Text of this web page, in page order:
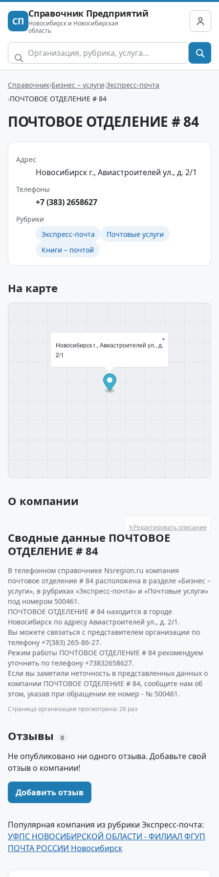
СП
Справочник Предприятий
Новосибирск и Новосибирская
область
Справочник Бизнес – услуги Экспресс-почта
ПОЧТОВОЕ ОТДЕЛЕНИЕ # 84
ПОЧТОВОЕ ОТДЕЛЕНИЕ # 84
Адрес
Новосибирск г., Авиастроителей ул., д. 2/1
Телефоны
+7 (383) 2658627
Рубрики
Экспресс-почта
Почтовые услуги
Книги – почтой
На карте
Новосибирск г., Авиастроителей ул., д.
2/1
×
О компании
✎Редактировать описание
Сводные данные ПОЧТОВОЕ
ОТДЕЛЕНИЕ # 84
В телефонном справочнике Nsregion.ru компания
почтовое отделение # 84 расположена в разделе «Бизнес –
услуги», в рубриках «Экспресс-почта» и «Почтовые услуги»
под номером 500461.
ПОЧТОВОЕ ОТДЕЛЕНИЕ # 84 находится в городе
Новосибирск по адресу Авиастроителей ул., д. 2/1.
Вы можете связаться с представителем организации по
телефону +7(383) 265-86-27.
Режим работы ПОЧТОВОЕ ОТДЕЛЕНИЕ # 84 рекомендуем
уточнить по телефону +73832658627.
Если вы заметили неточность в представленных данных о
компании ПОЧТОВОЕ ОТДЕЛЕНИЕ # 84, сообщите нам об
этом, указав при обращении ее номер - № 500461.
Страница организации просмотрена: 26 раз
Отзывы 0
Не опубликовано ни одного отзыва. Добавьте свой
отзыв о компании!
Добавить отзыв
Популярная компания из рубрики Экспресс-почта:
УФПС НОВОСИБИРСКОЙ ОБЛАСТИ - ФИЛИАЛ ФГУП
ПОЧТА РОССИИ Новосибирск